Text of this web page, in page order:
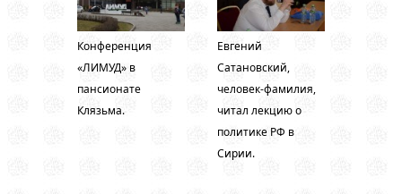
Конференция
«ЛИМУД» в
пансионате
Клязьма.
Евгений
Сатановский,
человек-фамилия,
читал лекцию о
политике РФ в
Сирии.